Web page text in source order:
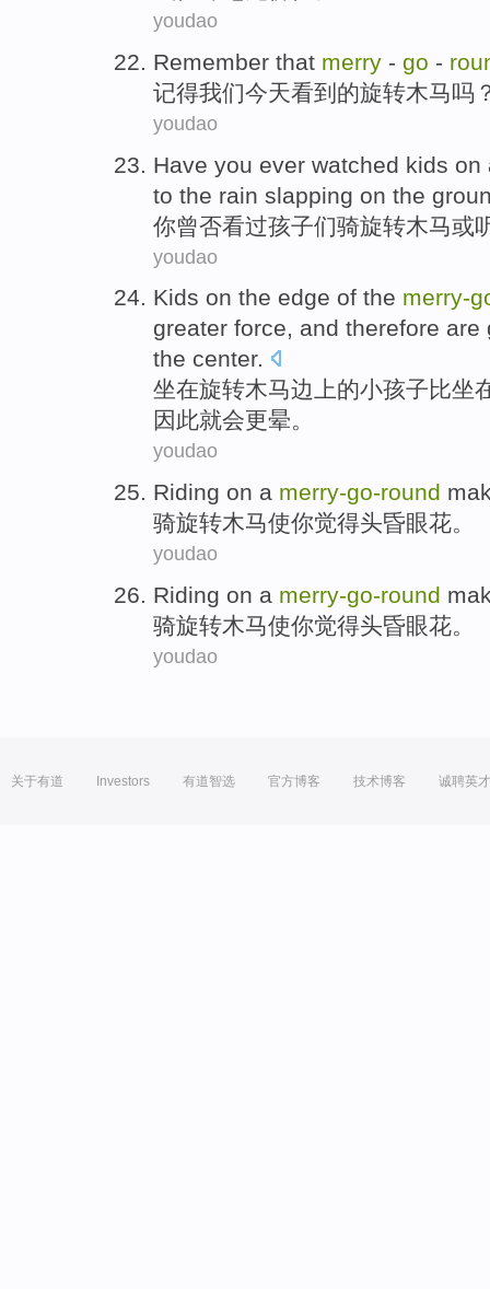
youdao
Remember that merry - go -
记得我们今天看到 的旋转木马吗
youdao
Have you ever watched kids on
to the rain slapping on the
你曾否看过孩子们骑旋转木马或
youdao
Kids on the edge of the merry-
greater force, and therefore are
the center.
坐在旋转木马边上的小孩子比坐
因此就会更晕。
youdao
Riding on a merry-go-round
骑旋转木马使你觉得头昏眼花。
youdao
Riding on a merry-go-round
骑旋转木马使你觉得头昏眼花。
youdao
关于有道 Investors 有道智选 官方博客 技术博客 诚聘英才